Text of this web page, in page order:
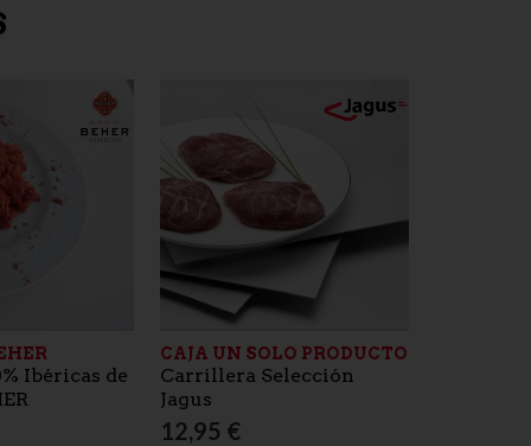
Ibéricas de
CAJA UN SOLO PRODUCTO
Carrillera Selección
Jagus
12,95 €